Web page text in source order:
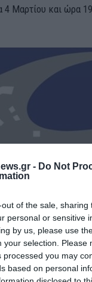
- Do Not
of the sale, sharing
personal or sensitive
by us, please use
your selection. Please
processed you may
based on personal
4 Μαρτίου και ώρα
apotelesmata-